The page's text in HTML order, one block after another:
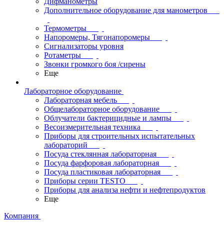
Дополнительное оборудование для манометров
Термометры
Напоромеры, Тягонапоромеры
Сигнализаторы уровня
Ротаметры
Звонки громкого боя /сирены
Еще
Лабораторное оборудование
Лабораторная мебель
Общелабораторное оборудование
Облучатели бактерицидные и лампы
Весоизмерительная техника
Приборы для строительных испытательных
лабораторий
Посуда стеклянная лабораторная
Посуда фарфоровая лабораторная
Посуда пластиковая лабораторная
Приборы серии TESTO
Приборы для анализа нефти и нефтепродуктов
Еще
Компания